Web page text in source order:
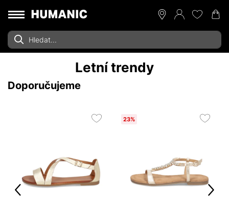
Letní trendy
Doporučujeme
23%